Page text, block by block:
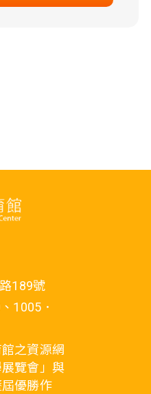
189號
1005．
之資源網
覽會」與
屆優勝作